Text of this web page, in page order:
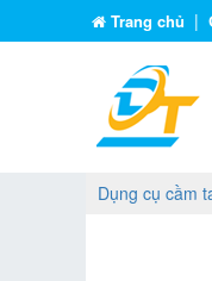
Trang chủ |
Dụng cụ cầm